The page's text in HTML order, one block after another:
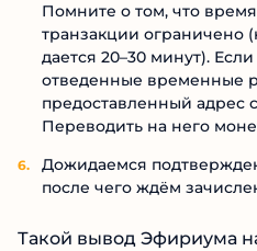
Помните о том, что
транзакции ограничено
дается 20–30 минут).
отведенные временные
предоставленный адрес
Переводить на него
Дожидаемся
после чего ждём
Такой вывод Эфириума